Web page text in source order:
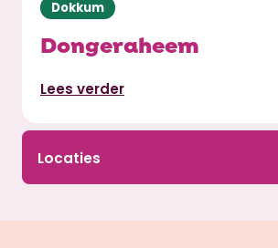
Dokkum
Dongeraheem
Lees verder
Locaties